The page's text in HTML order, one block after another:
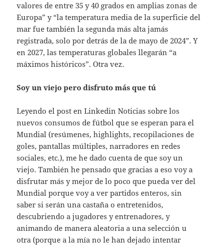
valores de entre 35 y 40 grados en amplias zonas de
Europa” y “la temperatura media de la superficie del
mar fue también la segunda más alta jamás
registrada, solo por detrás de la de mayo de 2024”. Y
en 2027, las temperaturas globales llegarán “a
máximos históricos”. Otra vez.
Soy un viejo pero disfruto más que tú
Leyendo el post en Linkedin Noticias sobre los
nuevos consumos de fútbol que se esperan para el
Mundial (resúmenes, highlights, recopilaciones de
goles, pantallas múltiples, narradores en redes
sociales, etc.), me he dado cuenta de que soy un
viejo. También he pensado que gracias a eso voy a
disfrutar más y mejor de lo poco que pueda ver del
Mundial porque voy a ver partidos enteros, sin
saber si serán una castaña o entretenidos,
descubriendo a jugadores y entrenadores, y
animando de manera aleatoria a una selección u
otra (porque a la mía no le han dejado intentar